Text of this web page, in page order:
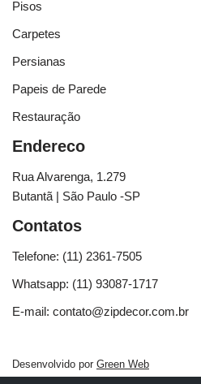
Pisos
Carpetes
Persianas
Papeis de Parede
Restauração
Endereco
Rua Alvarenga, 1.279
Butantã | São Paulo -SP
Contatos
Telefone: (11) 2361-7505
Whatsapp: (11) 93087-1717
E-mail: contato@zipdecor.com.br
Desenvolvido por Green Web